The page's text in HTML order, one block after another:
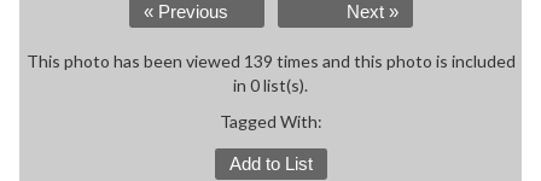
« Previous Next »
This photo has been viewed 139 times and this photo is included
in 0 list(s).
Tagged With:
Add to List